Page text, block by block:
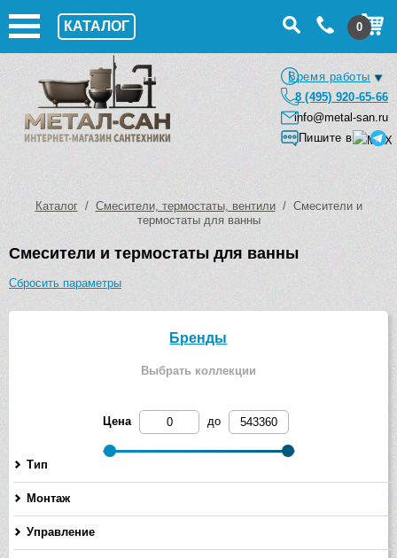
КАТАЛОГ 0
Время работы
8 (495) 920-65-66
info@metal-san.ru
Пишите в
Каталог/ Смесители, термостаты, вентили/ Смесители и
термостаты для ванны
Смесители и термостаты для ванны
Сбросить параметры
Бренды
Выбрать коллекции
Цена до
Тип
Монтаж
Управление